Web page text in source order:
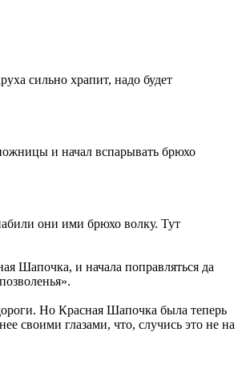
сильно храпит, надо будет
и начал вспарывать брюхо
они ими брюхо волку. Тут
Шапочка, и начала поправляться да
Но Красная Шапочка была теперь
своими глазами, что, случись это не на